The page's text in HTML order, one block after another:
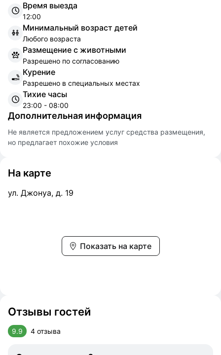
Время выезда
12:00
Минимальный возраст детей
Любого возраста
Размещение с животными
Разрешено по согласованию
Курение
Разрешено в специальных местах
Тихие часы
23:00 - 08:00
Дополнительная информация
Не является предложением услуг средства размещения,
но предлагает похожие условия
На карте
ул. Джонуа, д. 19
Показать на карте
Отзывы гостей
9.9 4 отзыва